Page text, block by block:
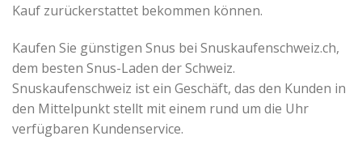
Kauf zurückerstattet bekommen können.
Kaufen Sie günstigen Snus bei Snuskaufenschweiz.ch,
dem besten Snus-Laden der Schweiz.
Snuskaufenschweiz istein Geschäft, das den Kunden in
den Mittelpunkt stellt mit einem rund um die Uhr
verfügbaren Kundenservice.